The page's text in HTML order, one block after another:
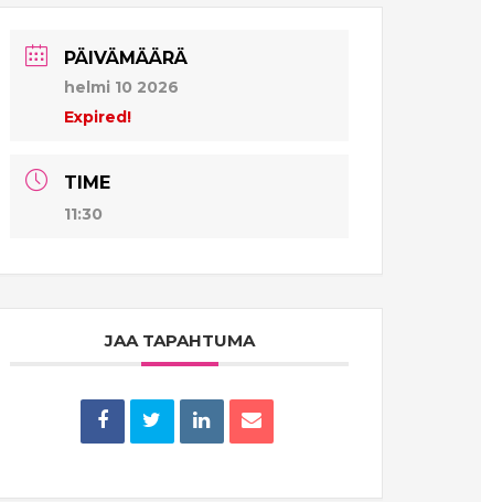
PÄIVÄMÄÄRÄ
helmi 10 2026
Expired!
TIME
11:30
JAA TAPAHTUMA